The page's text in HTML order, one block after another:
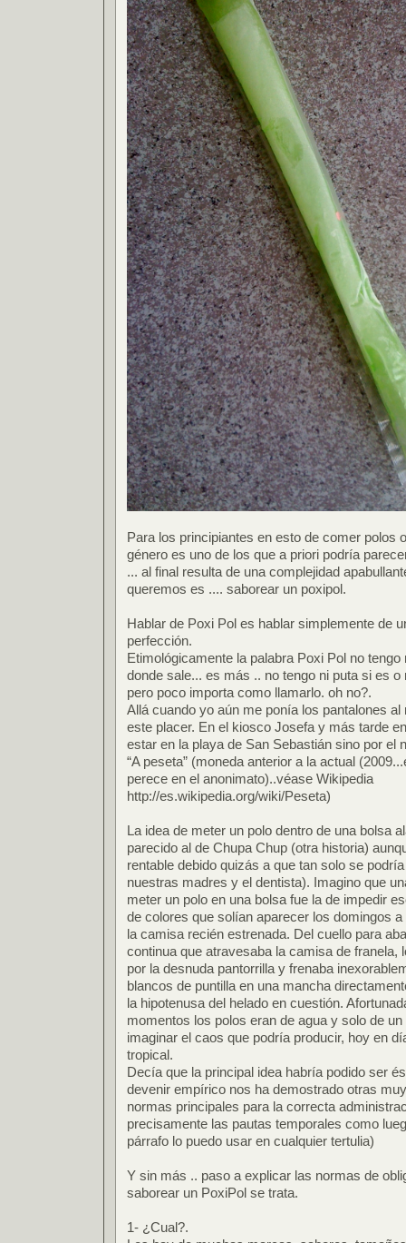
Para los principiantes en esto de comer polos
género es uno de los que a priori podría
... al final resulta de una complejidad
queremos es .... saborear un poxipol.
Hablar de Poxi Pol es hablar simplemente de
perfección.
Etimológicamente la palabra Poxi Pol no
donde sale... es más .. no tengo ni puta si es
pero poco importa como llamarlo. oh no?.
Allá cuando yo aún me ponía los pantalones
este placer. En el kiosco Josefa y más tarde
estar en la playa de San Sebastián sino por el
“A peseta” (moneda anterior a la actual
perece en el anonimato)..véase Wikipedia
http://es.wikipedia.org/wiki/Peseta)
La idea de meter un polo dentro de una bolsa
parecido al de Chupa Chup (otra historia)
rentable debido quizás a que tan solo se
nuestras madres y el dentista). Imagino que
meter un polo en una bolsa fue la de impedir
de colores que solían aparecer los domingos
la camisa recién estrenada. Del cuello para
continua que atravesaba la camisa de franela,
por la desnuda pantorrilla y frenaba
blancos de puntilla en una mancha
la hipotenusa del helado en cuestión.
momentos los polos eran de agua y solo de
imaginar el caos que podría producir, hoy en
tropical.
Decía que la principal idea habría podido ser
devenir empírico nos ha demostrado otras
normas principales para la correcta
precisamente las pautas temporales como
párrafo lo puedo usar en cualquier tertulia)
Y sin más .. paso a explicar las normas de
saborear un PoxiPol se trata.
1- ¿Cual?.